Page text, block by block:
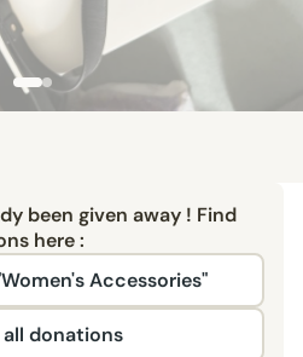
been given away ! Find
here :
Accessories"
all donations